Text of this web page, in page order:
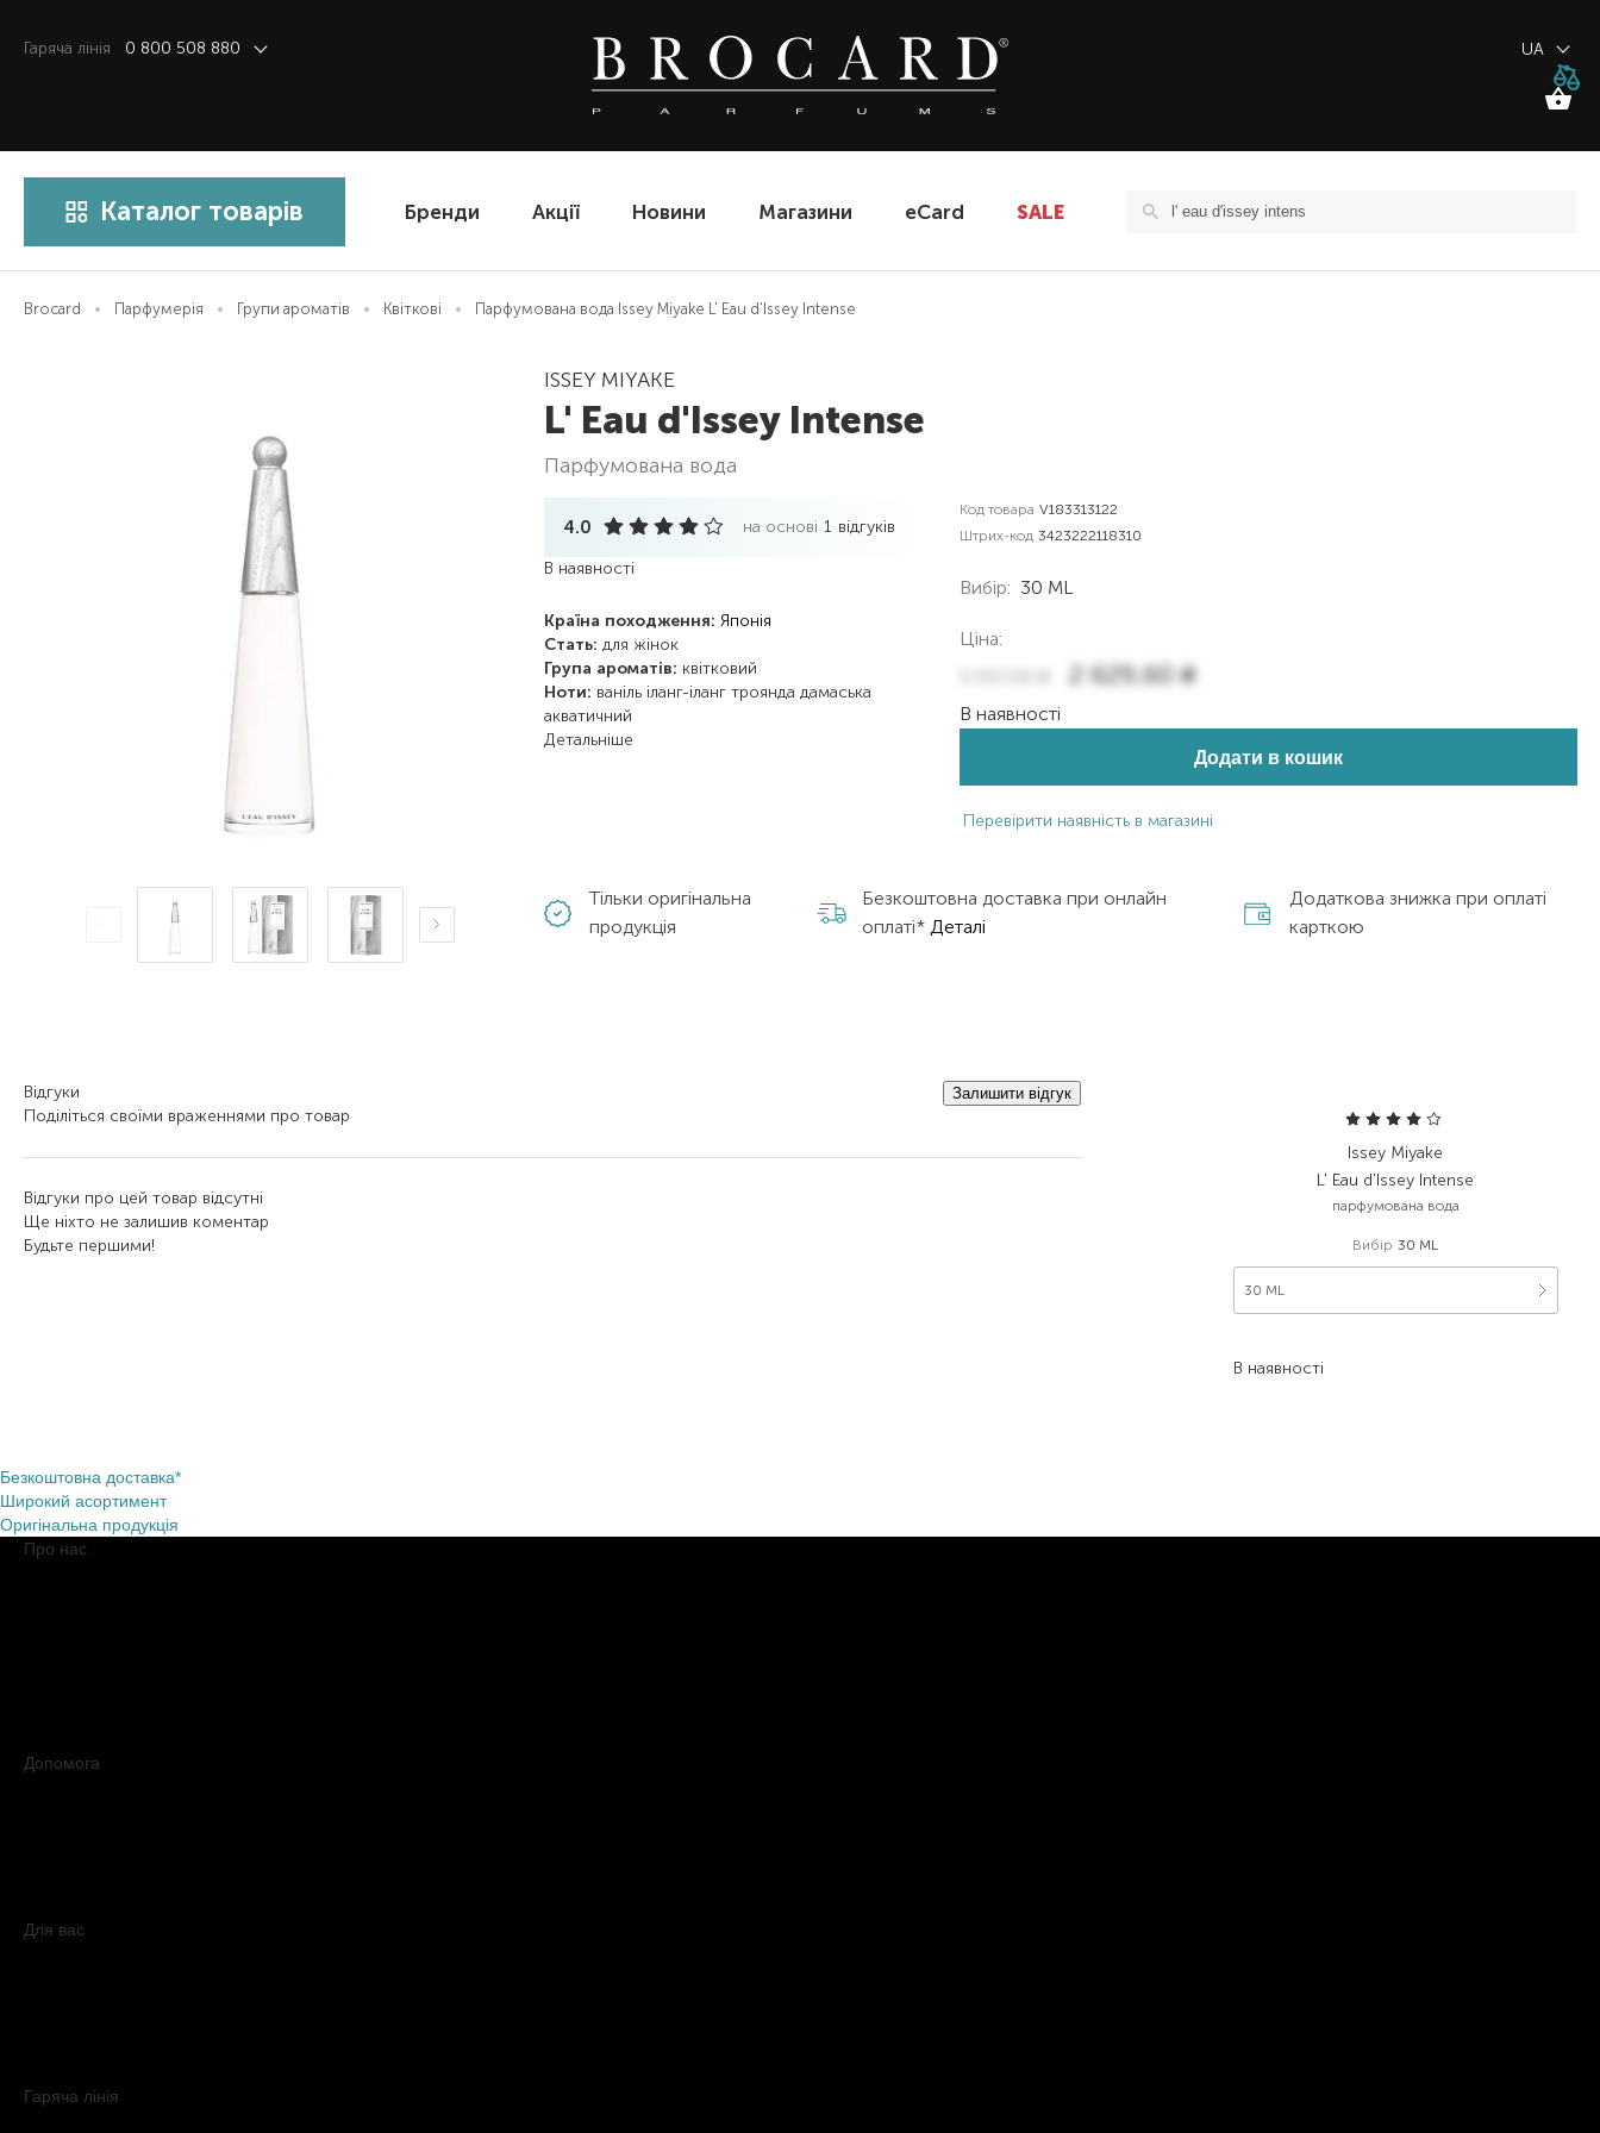
Гаряча лiнiя 0 800 508 880 UA
Каталог товарів Бренди Акції Новини Магазини eCard SALE
Brocard Парфумерія Групи ароматів Квіткові Парфумована вода Issey Miyake L' Eau d'Issey Intense
ISSEY MIYAKE
L' Eau d'Issey Intense
парфумована вода
4.0 на основі 1 відгуків
В наявності
Країна походження: Японія
Стать: для жінок
Група ароматів: квітковий
Ноти: ваніль іланг-ілангтроянда дамаська
акватичний
Детальніше
Код товара V183313122
Штрих-код 3423222118310
Вибір: 30 ML
Ціна:
2 629,60₴
В наявності
Додати в кошик
Перевірити наявність в магазині
Тільки оригінальна
продукція
Безкоштовна доставка при онлайн
оплаті* Деталі
Додаткова знижка при оплаті
карткою
Відгуки
Поділіться своїми враженнями про товар
Залишити відгук
Відгуки про цей товар відсутні
Ще ніхто не залишив коментар
Будьте першими!
Issey Miyake
L' Eau d'Issey Intense
парфумована вода
Вибір 30 ML
30 ML
В наявності
Безкоштовна доставка*
Широкий асортимент
Оригінальна продукція
Про нас
Допомога
Для вас
Гаряча лiнiя